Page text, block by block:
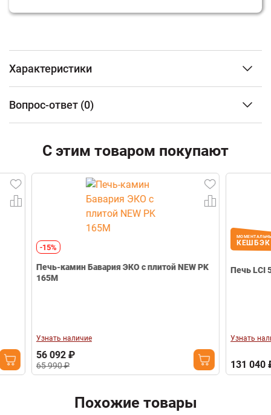
Характеристики
Расположение
Материал топки
Тип дверцы
Панорамная
Наличие варочной поверхности
Нет
Наличие теплообменника
Нет
Выход дымохода
Комбинированный
Габариты (Ш*В*Г)
529*1013*417
мм
Гарантия
Вопрос-ответ (0)
Email
С этим товаром покупают
Печь-камин Бавария ЭКО с плитой NEW PK
Узнать наличие
56 092 ₽
65 990 ₽
МОМЕНТАЛЬНЫЙ
КЕШБЭК 10
Печь LCI 5
Узнать наличие
131 040 ₽
Похожие товары